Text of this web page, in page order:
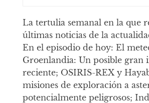
La tertulia semanal en la que
últimas noticias de la
En el episodio de hoy: El
Groenlandia: Un posible gran
reciente; OSIRIS-REX y
misiones de exploración a
potencialmente peligrosos;